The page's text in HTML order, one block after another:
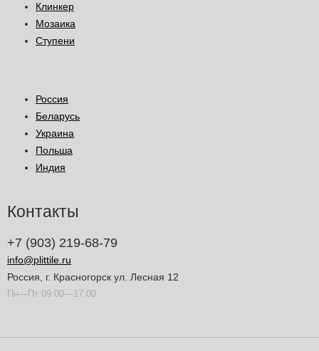
Клинкер
Мозаика
Ступени
Россия
Беларусь
Украина
Польша
Индия
Контакты
+7 (903) 219-68-79
info@plittile.ru
Россия, г. Красногорск ул. Лесная 12
Пн—Пт 09:00—17:00